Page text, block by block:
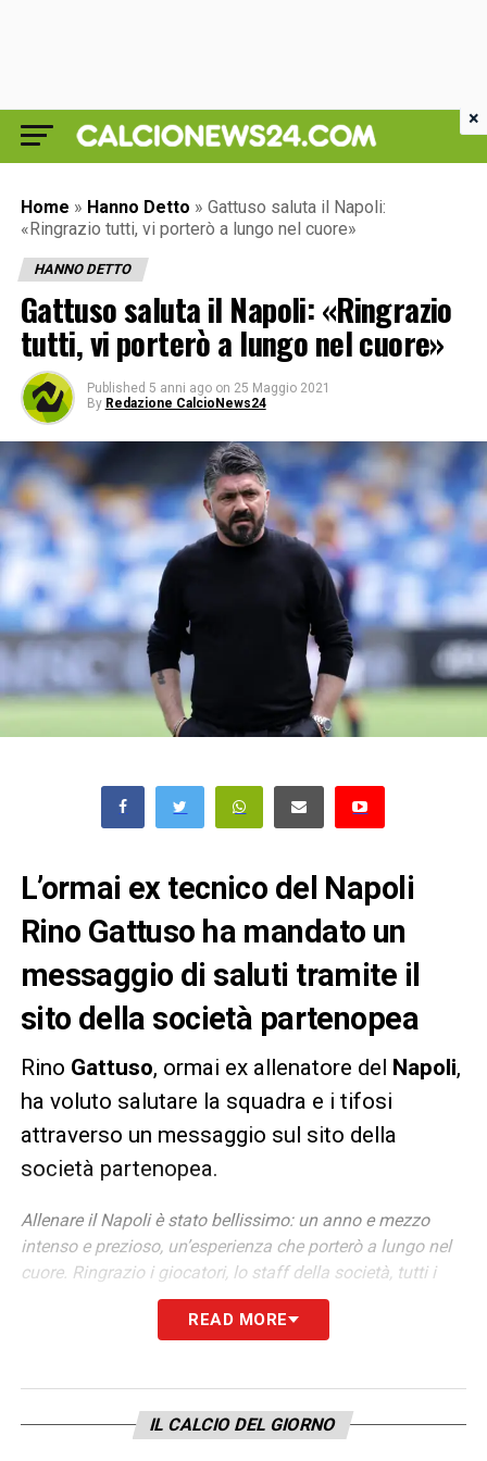
Home » Hanno Detto » Gattuso saluta il Napoli:
«Ringrazio tutti, vi porterò a lungo nel cuore»
HANNO DETTO
Gattuso saluta il Napoli: «Ringrazio
tutti, vi porterò a lungo nel cuore»
Published 5 anni ago on 25 Maggio 2021
By Redazione CalcioNews24
L’ormai ex tecnico del Napoli
Rino Gattuso ha mandato un
messaggio di saluti tramite il
sito della società partenopea
Rino Gattuso, ormai ex allenatore del Napoli,
ha voluto salutare la squadra e i tifosi
attraverso un messaggio sul sito della
società partenopea.
Allenare il Napoli è stato bellissimo: un anno e mezzo
intenso e prezioso, un’esperienza che porterò a lungo nel
cuore. Ringrazio i giocatori, lo staff della società, tutti i
dipendenti, il presidente De Laurentiis che mi ha dato
dall’atmosfera unica dello stadio intitolato a Diego
READ MORE
IL CALCIO DEL GIORNO
×